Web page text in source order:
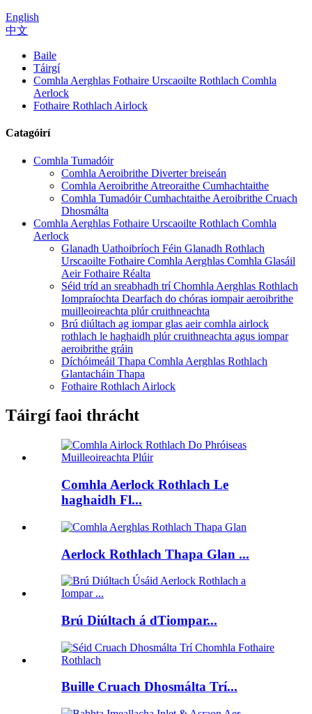
English
中文
Baile
Táirgí
Comhla Aerghlas Fothaire Urscaoilte Rothlach Comhla
Aerlock
Fothaire Rothlach Airlock
Catagóirí
Comhla Tumadóir
Comhla Aeroibrithe Diverter breiseán
Comhla Aeroibrithe Atreoraithe Cumhachtaithe
Comhla Tumadóir Cumhachtaithe Aeroibrithe Cruach
Dhosmálta
Comhla Aerghlas Fothaire Urscaoilte Rothlach Comhla
Aerlock
Glanadh Uathoibríoch Féin Glanadh Rothlach
Urscaoilte Fothaire Comhla Aerghlas Comhla Glasáil
Aeir Fothaire Réalta
Séid tríd an sreabhadh trí Chomhla Aerghlas Rothlach
Iompraíochta Dearfach do chóras iompair aeroibrithe
muilleoireachta plúr cruithneachta
Brú diúltach ag iompar glas aeir comhla airlock
rothlach le haghaidh plúr cruithneachta agus iompar
aeroibrithe gráin
Díchóimeáil Thapa Comhla Aerghlas Rothlach
Glantacháin Thapa
Fothaire Rothlach Airlock
Táirgí faoi thrácht
Comhla Aerlock Rothlach Le
haghaidh Fl...
Aerlock Rothlach Thapa Glan ...
Brú Diúltach á dTiompar...
Buille Cruach Dhosmálta Trí...